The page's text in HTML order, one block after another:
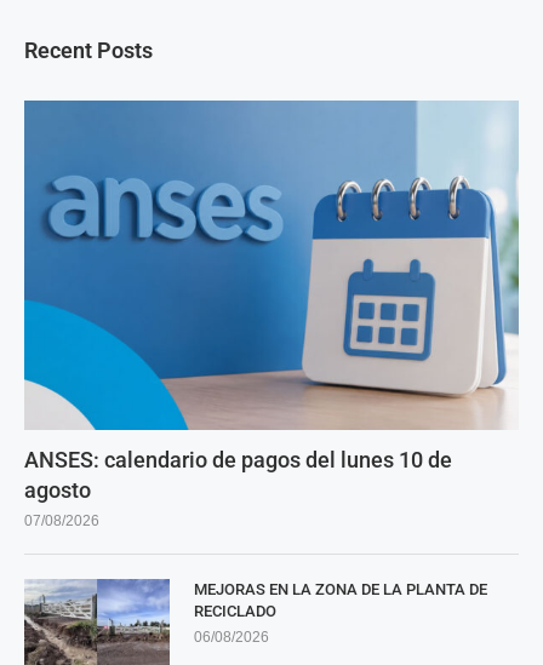
Recent Posts
ANSES: calendario de pagos del lunes 10 de
agosto
07/08/2026
MEJORAS EN LA ZONA DE LA PLANTA DE
RECICLADO
06/08/2026